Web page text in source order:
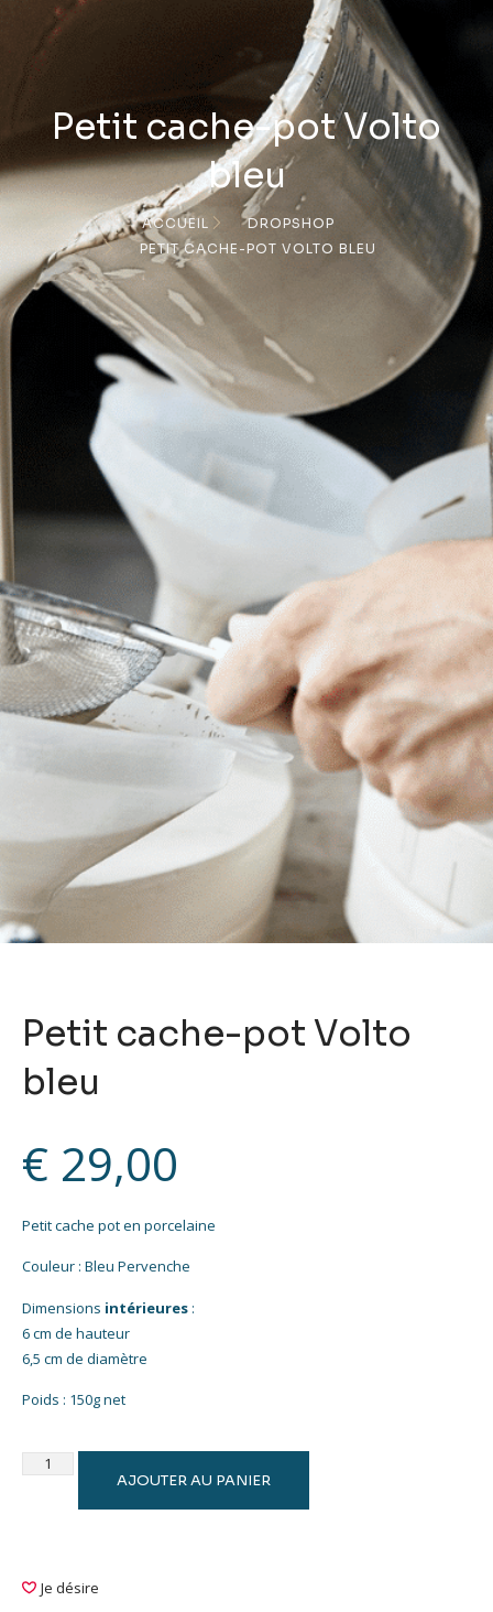
Petit cache-pot Volto
bleu
ACCUEIL
DROPSHOP
PETIT CACHE-POT VOLTO BLEU
Petit cache-pot Volto
bleu
€ 29,00
Petit cache pot en porcelaine
Couleur : Bleu Pervenche
Dimensions intérieures :
6 cm de hauteur
6,5 cm de diamètre
Poids : 150g net
AJOUTER AU PANIER
Je désire